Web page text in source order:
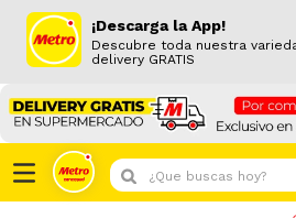
¡Descarga la App!
Descubre toda nuestra
delivery GRATIS
¿Que buscas hoy?